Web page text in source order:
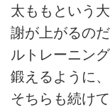
太ももという
謝が上がるの
ルトレーニン
鍛えるように
そちらも続けて